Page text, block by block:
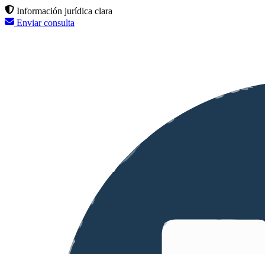
Información jurídica clara
Enviar consulta